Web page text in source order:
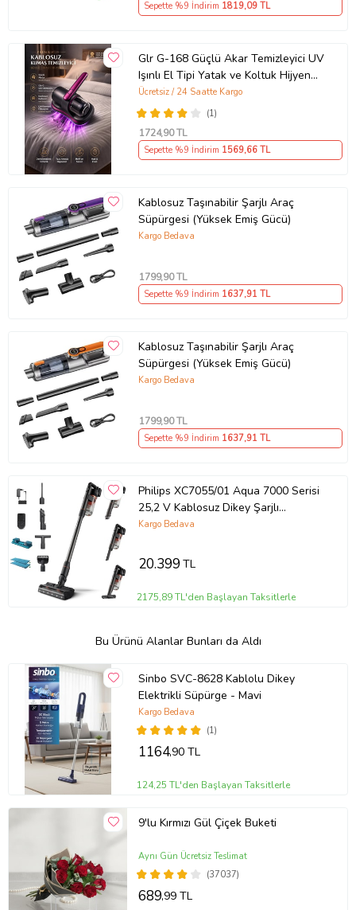
Sepette %9 İndirim 1819,09 TL
Glr G-168 Güçlü Akar Temizleyici UV
Işınlı El Tipi Yatak ve Koltuk Hijyen
Süpürgesi 100W, 12V Lit
(1)
Ücretsiz / 24 Saatte Kargo
1724,90 TL
Sepette %9 İndirim 1569,66 TL
Kablosuz Taşınabilir Şarjlı Araç
Süpürgesi (Yüksek Emiş Gücü)
Kargo Bedava
1799,90 TL
Sepette %9 İndirim 1637,91 TL
Kablosuz Taşınabilir Şarjlı Araç
Süpürgesi (Yüksek Emiş Gücü)
Kargo Bedava
1799,90 TL
Sepette %9 İndirim 1637,91 TL
Philips XC7055/01 Aqua 7000 Serisi
25,2 V Kablosuz Dikey Şarjlı
Süpürge
Kargo Bedava
20.399TL
2175,89 TL'den Başlayan Taksitlerle
Bu Ürünü Alanlar Bunları da Aldı
Sinbo SVC-8628 Kablolu Dikey
Elektrikli Süpürge - Mavi
(1)
Kargo Bedava
1164,90 TL
124,25 TL'den Başlayan Taksitlerle
9'lu Kırmızı Gül Çiçek Buketi
(37037)
Aynı Gün Ücretsiz Teslimat
689,99 TL